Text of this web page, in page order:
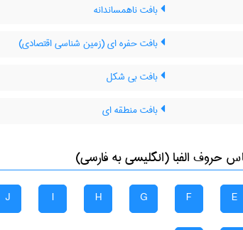
بافت ناهمساندانه
بافت حفره ای (زمین شناسی اقتصادی)
بافت بی شکل
بافت منطقه ای
حروف الفبا (انگلیسی به فارسی)
E
F
G
H
I
J